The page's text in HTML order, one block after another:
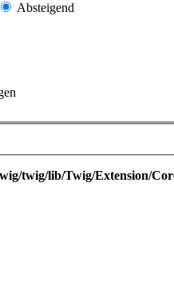
Absteigend
twig/lib/Twig/Extension/